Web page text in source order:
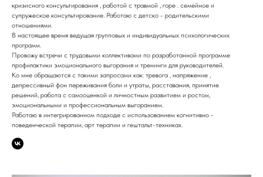
кризисного консультирования , работой с травмой , горе . семейное и
супружеское консультирование. Работаю с детско - родительскими
отношениями.
В настоящее время ведущая групповых и индивидуальных психологических
программ.
Провожу встречи с трудовыми коллективами по разработанной программе
профилактики эмоционального выгорания и тренинги для руководителей.
Ко мне обращаются с такими запросами как: тревога , напряжение ,
депрессивный фон переживания боли и утраты, расставания, принятие
решений, работа с самооценкой и личностным развитием и ростом,
эмоциональными и профессиональным выгоранием.
Работаю в интегрированном подходе с использованием когнитивно -
поведенческой терапии, арт терапии и гештальт-техниках.